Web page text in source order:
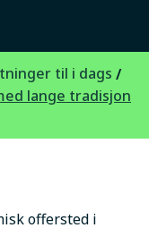
til i dags /
lange tradisjon
offersted i